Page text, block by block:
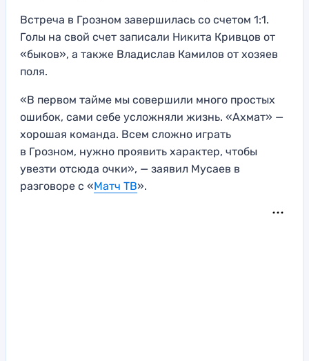
Встреча в Грозном завершилась со счетом 1:1.
Голы на свой счет записали Никита Кривцов от
«быков», а также Владислав Камилов от хозяев
поля.
«В первом тайме мы совершили много простых
ошибок, сами себе усложняли жизнь. «Ахмат» —
хорошая команда. Всем сложно играть
в Грозном, нужно проявить характер, чтобы
увезти отсюда очки», — заявил Мусаев в
разговоре с «Матч ТВ».